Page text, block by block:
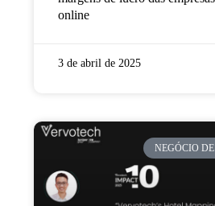
online
3 de abril de 2025
NEGÓCIO